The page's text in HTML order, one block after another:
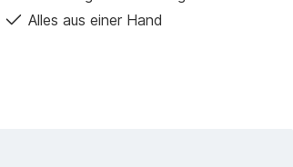
Alles aus einer Hand